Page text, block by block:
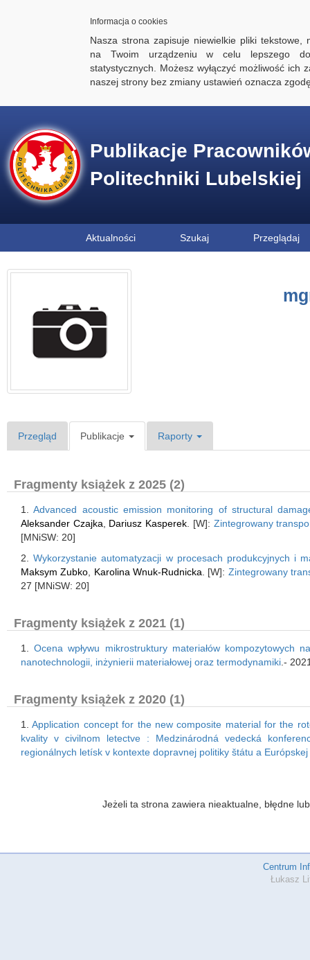
Informacja o cookies
Nasza strona zapisuje niewielkie pliki tekstowe,
na Twoim urządzeniu w celu lepszego
statystycznych. Możesz wyłączyć możliwość ich
naszej strony bez zmiany ustawień oznacza
Publikacje
Politechniki Lubelskiej
Aktualności Szukaj Przeglądaj
Przegląd Publikacje Raporty
Fragmenty książek z 2025 (2)
1.Advanced acoustic emission monitoring of structural
Aleksander Czajka
Dariusz Kasperek . [W]: Zintegrowany
[MNiSW: 20]
2.Wykorzystanie automatyzacji w procesach produkcyjnych i
Maksym Zubko
Karolina Wnuk-Rudnicka . [W]: Zintegrowany
27 [MNiSW: 20]
Fragmenty książek z 2021 (1)
1.Ocena wpływu mikrostruktury materiałów kompozytowych
nanotechnologii, inżynierii materiałowej oraz termodynamiki .-
Fragmenty książek z 2020 (1)
1.Application concept for the new composite material for the
kvality v civilnom letectve : Medzinárodná vedecká
regionálnych letísk v kontexte dopravnej politiky štátu a
Jeżeli ta strona zawiera nieaktualne, błędne
Centrum
Łukasz